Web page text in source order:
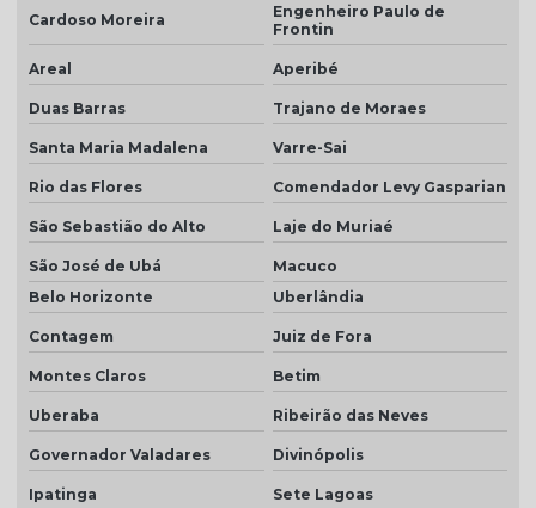
Telha plan por m2
Telha plan preço
Telha plan resinada
Telha plan resinada preço
Telha plan valor do metro
Telha porcelanato
Telha porcelanato branca
Telha porcelanato preço
Telha portuguesa por metro quadrado
Cardoso Moreira
Engenheiro Paulo de
Frontin
Areal Aperibé
Duas Barras Trajano de Moraes
Santa Maria Madalena Varre-Sai
Rio das Flores Comendador Levy Gasparian
São Sebastião do Alto Laje do Muriaé
São José de Ubá
Macuco
Belo Horizonte
Uberlândia
Contagem Juiz de Fora
Montes Claros Betim
Uberaba Ribeirão das Neves
Governador Valadares Divinópolis
Ipatinga Sete Lagoas